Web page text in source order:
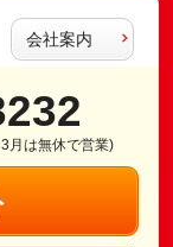
会社案内
月は無休で営業)